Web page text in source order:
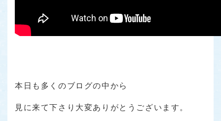
本日も多くのブログの中から
見に来て下さり大変ありがとうございます。